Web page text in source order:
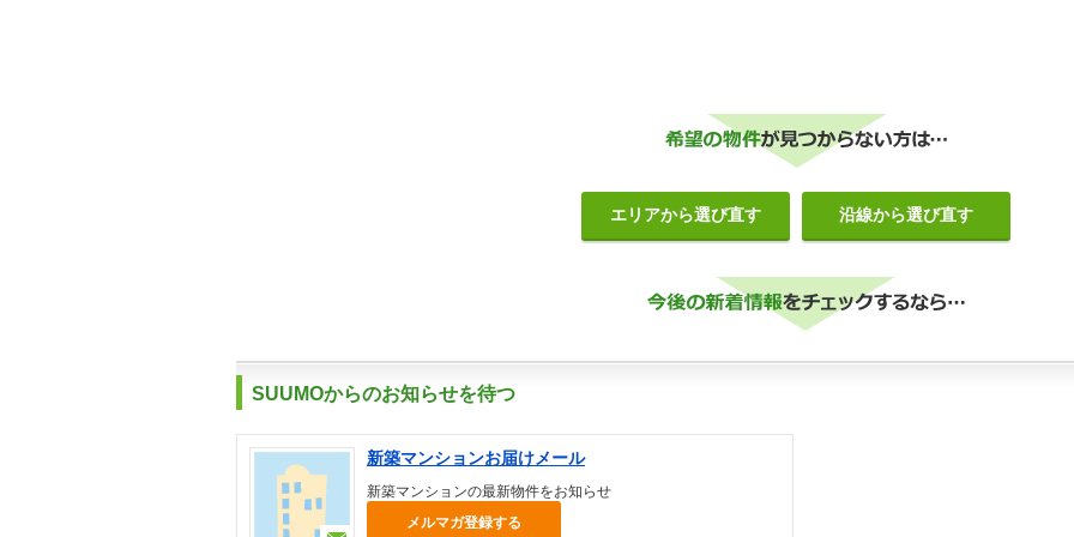
エリアから選び直す 沿線から選び直す
SUUMOからのお知らせを待つ
新築マンションお届けメール
新築マンションの最新物件をお知らせ
メルマガ登録する